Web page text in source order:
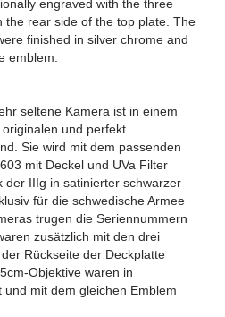
engraved with the three
the rear side of the top plate. The
finished in silver chrome and
emblem.
seltene Kamera ist in einem
und perfekt
Sie wird mit dem passenden
mit Deckel und UVa Filter
der IIIg in satinierter schwarzer
für die schwedische Armee
trugen die Seriennummern
zusätzlich mit den drei
Rückseite der Deckplatte
Objektive waren in
mit dem gleichen Emblem